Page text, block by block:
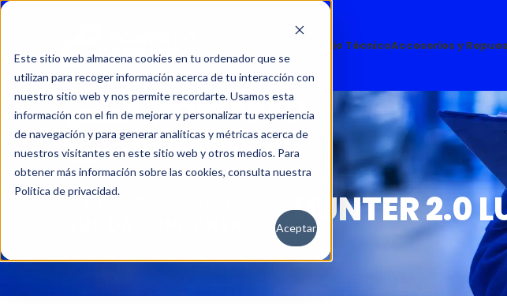
Este sitio web almacena cookies en tu ordenador que se
utilizan para recoger información acerca de tu interacción con
nuestro sitio web y nos permite recordarte. Usamos esta
información con el fin de mejorar y personalizar tu experiencia
de navegación y para generar analíticas y métricas acerca de
nuestros visitantes en este sitio web y otros medios. Para
obtener más información sobre las cookies, consulta nuestra
Política de privacidad.
Aceptar
Servicio TécnicoAccesorios y
HUNTER 2.0